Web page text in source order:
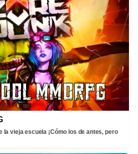
la vieja escuela ¡Cómo los de antes, pero